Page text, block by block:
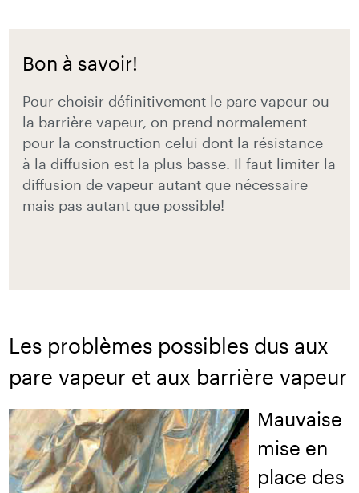
Bon à savoir!
Pour choisir définitivement le pare vapeur ou
la barrière vapeur, on prend normalement
pour la construction celui dont la résistance
à la diffusion est la plus basse. Il faut limiter la
diffusion de vapeur autant que nécessaire
mais pas autant que possible!
Les problèmes possibles dus aux
pare vapeur et aux barrière vapeur
Mauvaise
mise en
place des